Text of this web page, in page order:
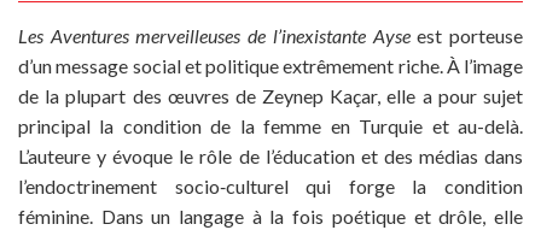
Les Aventures merveilleuses de l’inexistante Ayseest porteuse
d’un message social et politique extrêmement riche. À l’image
de la plupart des œuvres de Zeynep Kaçar, elle a pour sujet
principal la condition de la femme en Turquie et au-delà.
L’auteure y évoque le rôle de l’éducation et des médias dans
l’endoctrinement socio‐culturel qui forge la condition
féminine. Dans un langage à la fois poétique et drôle, elle